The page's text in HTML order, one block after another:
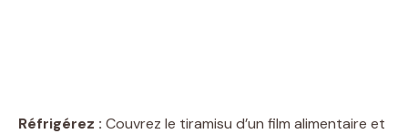
Réfrigérez : Couvrez le tiramisu d’un film alimentaire et